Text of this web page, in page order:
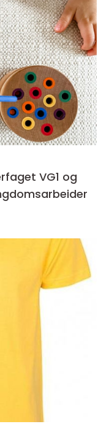
VG1 og